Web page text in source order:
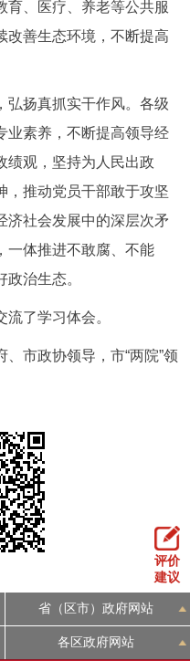
育、医疗、养老等公共服
改善生态环境，不断提高
扬真抓实干作风。各级
业素养，不断提高领导经
绩观，坚持为人民出政
，推动党员干部敢于攻坚
济社会发展中的深层次矛
一体推进不敢腐、不能
治生态。
了学习体会。
市政协领导，市“两院”领
评价
建议
省（区市）政府网站
各区政府网站